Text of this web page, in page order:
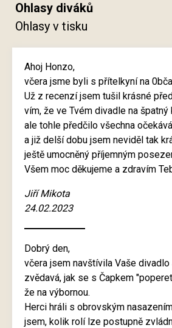
Ohlasy diváků
Ohlasy v tisku
Ahoj Honzo,
včera jsme byli s přítelkyní na
Už z recenzí jsem tušil krásné
vím, že ve Tvém divadle na špatný
ale tohle předčilo všechna
a již delší dobu jsem neviděl tak
ještě umocněný příjemným
Všem moc děkujeme a zdravím
Jiří Mikota
24.02.2023
Dobrý den,
včera jsem navštívila Vaše
zvědavá, jak se s Čapkem
že na výbornou.
Herci hráli s obrovským
jsem, kolik rolí lze postupně